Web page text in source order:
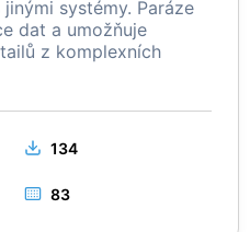
systémy. Paráze
dat a umožňuje
z komplexních
134
83